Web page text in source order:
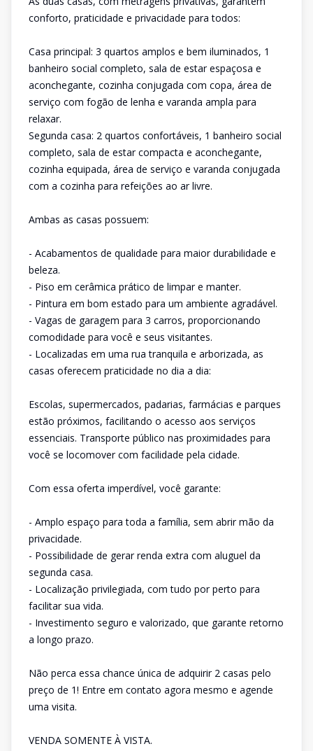
conforto, praticidade e privacidade para todos:
Casa principal: 3 quartos amplos e bem iluminados, 1
banheiro social completo, sala de estar espaçosa e
aconchegante, cozinha conjugada com copa, área de
serviço com fogão de lenha e varanda ampla para
relaxar.
Segunda casa: 2 quartos confortáveis, 1 banheiro social
completo, sala de estar compacta e aconchegante,
cozinha equipada, área de serviço e varanda conjugada
com a cozinha para refeições ao ar livre.
Ambas as casas possuem:
- Acabamentos de qualidade para maior durabilidade e
beleza.
- Piso em cerâmica prático de limpar e manter.
- Pintura em bom estado para um ambiente agradável.
- Vagas de garagem para 3 carros, proporcionando
comodidade para você e seus visitantes.
- Localizadas em uma rua tranquila e arborizada, as
casas oferecem praticidade no dia a dia:
Escolas, supermercados, padarias, farmácias e parques
estão próximos, facilitando o acesso aos serviços
essenciais. Transporte público nas proximidades para
você se locomover com facilidade pela cidade.
Com essa oferta imperdível, você garante:
- Amplo espaço para toda a família, sem abrir mão da
privacidade.
- Possibilidade de gerar renda extra com aluguel da
segunda casa.
- Localização privilegiada, com tudo por perto para
facilitar sua vida.
- Investimento seguro e valorizado, que garante retorno
a longo prazo.
Não perca essa chance única de adquirir 2 casas pelo
preço de 1! Entre em contato agora mesmo e agende
uma visita.
VENDA SOMENTE À VISTA.